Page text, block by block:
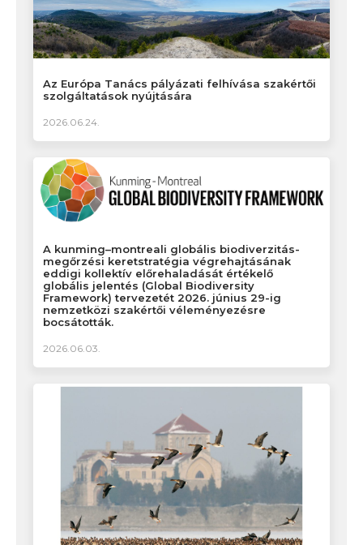
Az Európa Tanács pályázati felhívása szakértői
szolgáltatások nyújtására
2026.06.24.
A kunming–montreali globális biodiverzitás-
megőrzési keretstratégia végrehajtásának
eddigi kollektív előrehaladását értékelő
globális jelentés (Global Biodiversity
Framework) tervezetét 2026. június 29-ig
nemzetközi szakértői véleményezésre
bocsátották.
2026.06.03.